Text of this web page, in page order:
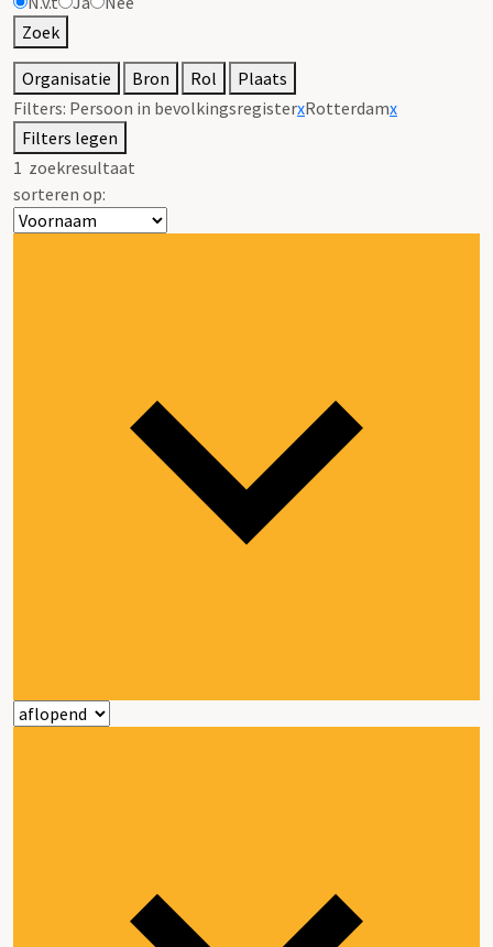
Zoek
Organisatie Bron Rol
Plaats
Filters: Persoon in bevolkingsregisterxRotterdamx
Filters legen
1 zoekresultaat
sorteren op: